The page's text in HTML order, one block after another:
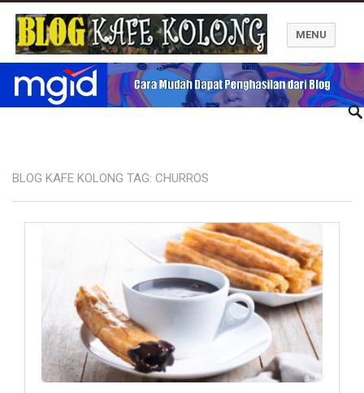
Blog Kafe Kolong
MENU
BLOG KAFE KOLONG TAG: CHURROS